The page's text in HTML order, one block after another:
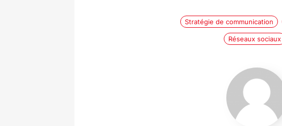
Stratégie de communication
Réseaux sociaux
Fanette
Sardet